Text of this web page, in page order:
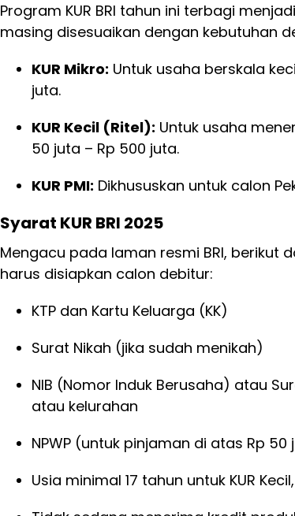
Program KUR BRI tahun ini terbagi
masing disesuaikan dengan kebutuhan
KUR Mikro: Untuk usaha berskala
juta.
KUR Kecil (Ritel): Untuk usaha
50 juta – Rp 500 juta.
KUR PMI: Dikhususkan untuk calon
Syarat KUR BRI 2025
Mengacu pada laman resmi BRI, berikut
harus disiapkan calon debitur:
KTP dan Kartu Keluarga (KK)
Surat Nikah (jika sudah menikah)
NIB (Nomor Induk Berusaha) atau
atau kelurahan
NPWP (untuk pinjaman di atas Rp 50
Usia minimal 17 tahun untuk KUR